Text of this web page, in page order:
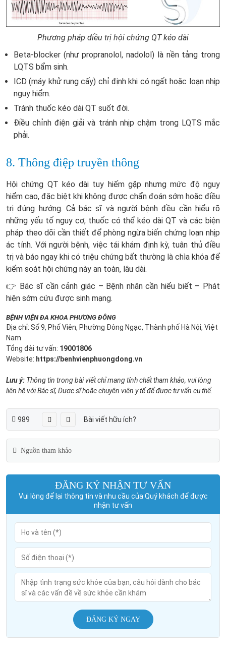
Phương pháp điều trị hội chứng QT kéo dài
Beta-blocker (như propranolol, nadolol) là nền tảng trong
LQTS bẩm sinh.
ICD (máy khử rung cấy) chỉ định khi có ngất hoặc loạn nhịp
nguy hiểm.
Tránh thuốc kéo dài QT suốt đời.
Điều chỉnh điện giải và tránh nhịp chậm trong LQTS mắc
phải.
8. Thông điệp truyền thông
Hội chứng QT kéo dài tuy hiếm gặp nhưng mức độ nguy
hiểm cao, đặc biệt khi không được chẩn đoán sớm hoặc điều
trị đúng hướng. Cả bác sĩ và người bệnh đều cần hiểu rõ
những yếu tố nguy cơ, thuốc có thể kéo dài QT và các biện
pháp theo dõi cần thiết để phòng ngừa biến chứng loạn nhịp
ác tính. Với người bệnh, việc tái khám định kỳ, tuân thủ điều
trị và báo ngay khi có triệu chứng bất thường là chìa khóa để
kiểm soát hội chứng này an toàn, lâu dài.
👉 Bác sĩ cần cảnh giác – Bệnh nhân cần hiểu biết – Phát
hiện sớm cứu được sinh mạng.
BỆNH VIỆN ĐA KHOA PHƯƠNG ĐÔNG
Địa chỉ: Số 9, Phố Viên, Phường Đông Ngạc, Thành phố Hà Nội, Việt
Nam
Tổng đài tư vấn: 19001806
Website: https://benhvienphuongdong.vn
Lưu ý: Thông tin trong bài viết chỉ mang tính chất tham khảo, vui lòng
liên hệ với Bác sĩ, Dược sĩ hoặc chuyên viên y tế để được tư vấn cụ thể.
989 Bài viết hữu ích?
Nguồn tham khảo
ĐĂNG KÝ NHẬN TƯ VẤN
Vui lòng để lại thông tin và nhu cầu của Quý khách để được
nhận tư vấn
ĐĂNG KÝ NGAY